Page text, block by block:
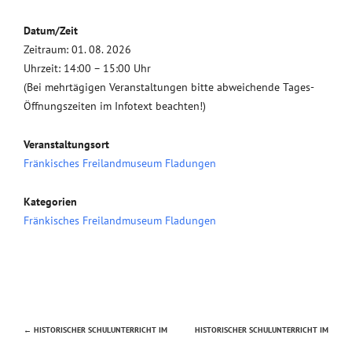
Datum/Zeit
Zeitraum: 01. 08. 2026
Uhrzeit: 14:00 – 15:00 Uhr
(Bei mehrtägigen Veranstaltungen bitte abweichende Tages-
Öffnungszeiten im Infotext beachten!)
Veranstaltungsort
Fränkisches Freilandmuseum Fladungen
Kategorien
Fränkisches Freilandmuseum Fladungen
Beitragsnavigation
← HISTORISCHER SCHULUNTERRICHT IM HISTORISCHER SCHULUNTERRICHT IM